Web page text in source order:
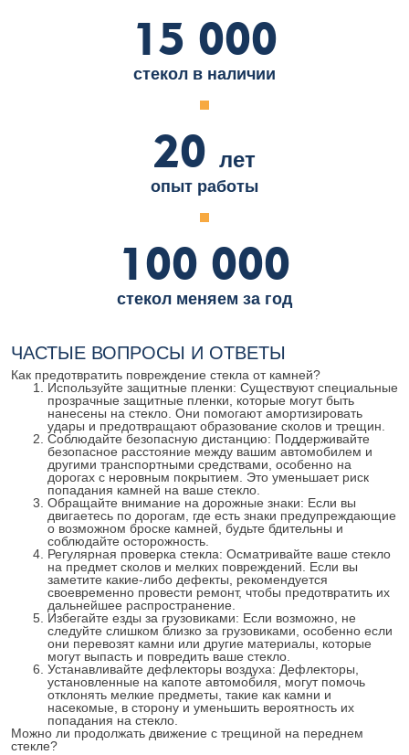
15 000
стекол в наличии
20 лет
опыт работы
100 000
стекол меняем за год
ЧАСТЫЕ ВОПРОСЫ И ОТВЕТЫ
Как предотвратить повреждение стекла от камней?
Используйте защитные пленки: Существуют специальные
прозрачные защитные пленки, которые могут быть
нанесены на стекло. Они помогают амортизировать
удары и предотвращают образование сколов и трещин.
Соблюдайте безопасную дистанцию: Поддерживайте
безопасное расстояние между вашим автомобилем и
другими транспортными средствами, особенно на
дорогах с неровным покрытием. Это уменьшает риск
попадания камней на ваше стекло.
Обращайте внимание на дорожные знаки: Если вы
двигаетесь по дорогам, где есть знаки предупреждающие
о возможном броске камней, будьте бдительны и
соблюдайте осторожность.
Регулярная проверка стекла: Осматривайте ваше стекло
на предмет сколов и мелких повреждений. Если вы
заметите какие-либо дефекты, рекомендуется
своевременно провести ремонт, чтобы предотвратить их
дальнейшее распространение.
Избегайте езды за грузовиками: Если возможно, не
следуйте слишком близко за грузовиками, особенно если
они перевозят камни или другие материалы, которые
могут выпасть и повредить ваше стекло.
Устанавливайте дефлекторы воздуха: Дефлекторы,
установленные на капоте автомобиля, могут помочь
отклонять мелкие предметы, такие как камни и
насекомые, в сторону и уменьшить вероятность их
попадания на стекло.
Можно ли продолжать движение с трещиной на переднем
стекле?